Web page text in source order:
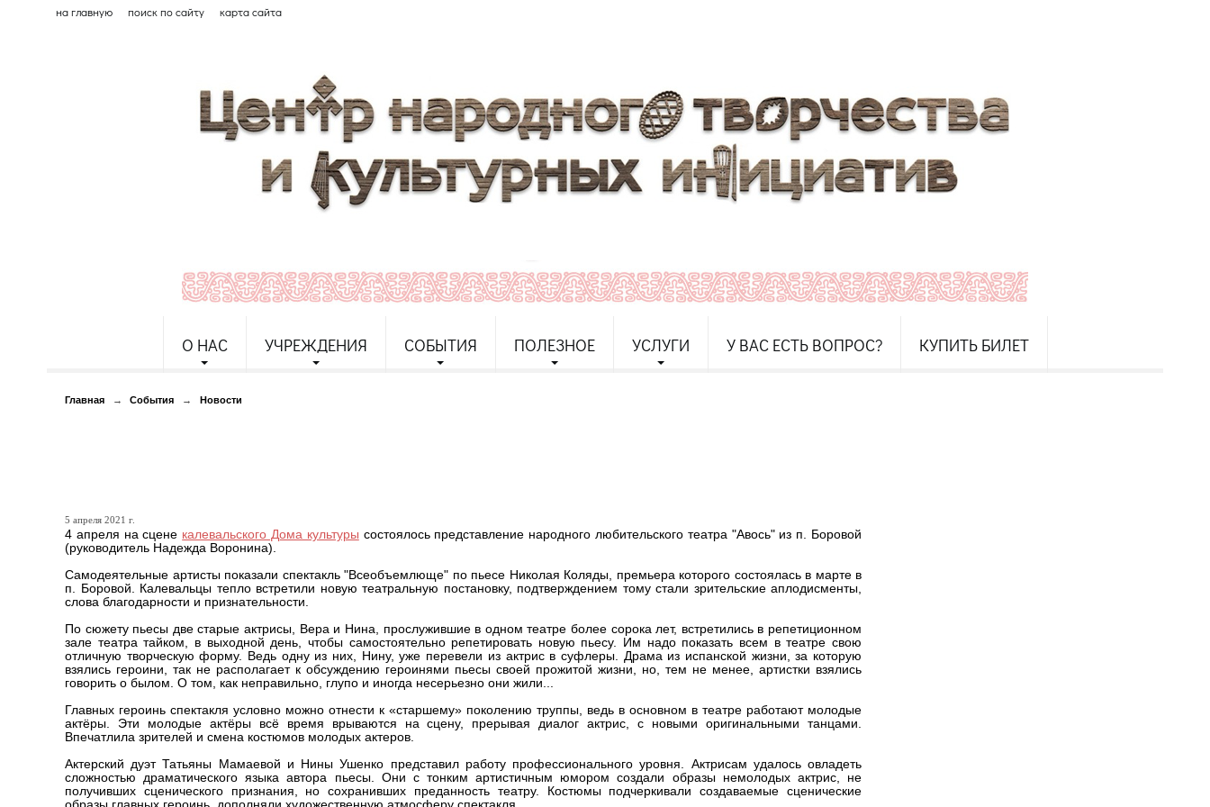
на главную поиск по сайту карта сайта
О НАС УЧРЕЖДЕНИЯ СОБЫТИЯ ПОЛЕЗНОЕ УСЛУГИ У ВАС ЕСТЬ ВОПРОС? КУПИТЬ БИЛЕТ
Главная → События → Новости
5 апреля 2021 г.
4 апреля на сцене калевальского Дома культуры состоялось представление народного любительского театра "Авось" из п. Боровой
(руководитель Надежда Воронина).
Самодеятельные артисты показали спектакль "Всеобъемлюще" по пьесе Николая Коляды, премьера которого состоялась в марте в
п. Боровой. Калевальцы тепло встретили новую театральную постановку, подтверждением тому стали зрительские аплодисменты,
слова благодарности и признательности.
По сюжету пьесы две старые актрисы, Вера и Нина, прослужившие в одном театре более сорока лет, встретились в репетиционном
зале театра тайком, в выходной день, чтобы самостоятельно репетировать новую пьесу. Им надо показать всем в театре свою
отличную творческую форму. Ведь одну из них, Нину, уже перевели из актрис в суфлеры. Драма из испанской жизни, за которую
взялись героини, так не располагает к обсуждению героинями пьесы своей прожитой жизни, но, тем не менее, артистки взялись
говорить о былом. О том, как неправильно, глупо и иногда несерьезно они жили...
Главных героинь спектакля условно можно отнести к «старшему» поколению труппы, ведь в основном в театре работают молодые
актёры. Эти молодые актёры всё время врываются на сцену, прерывая диалог актрис, с новыми оригинальными танцами.
Впечатлила зрителей и смена костюмов молодых актеров.
Актерский дуэт Татьяны Мамаевой и Нины Ушенко представил работу профессионального уровня. Актрисам удалось овладеть
сложностью драматического языка автора пьесы. Они с тонким артистичным юмором создали образы немолодых актрис, не
получивших сценического признания, но сохранивших преданность театру. Костюмы подчеркивали создаваемые сценические